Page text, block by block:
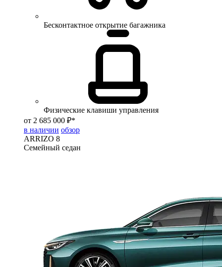
Бесконтактное открытие багажника
Физические клавиши управления
от 2 685 000 ₽*
в наличии обзор
ARRIZO 8
Семейный седан